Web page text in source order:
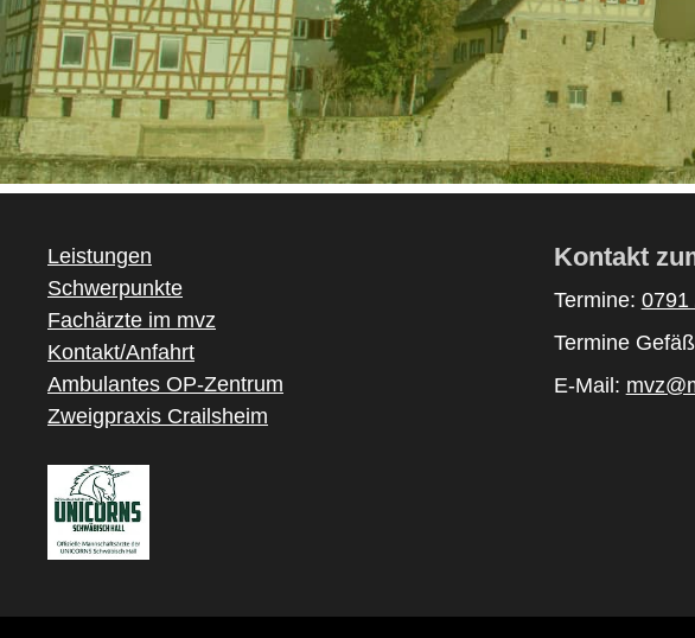
Leistungen
Schwerpunkte
Fachärzte im mvz
Kontakt/Anfahrt
Ambulantes OP-Zentrum
Zweigpraxis Crailsheim
Kontakt
Termine: 0791
Termine
E-Mail: